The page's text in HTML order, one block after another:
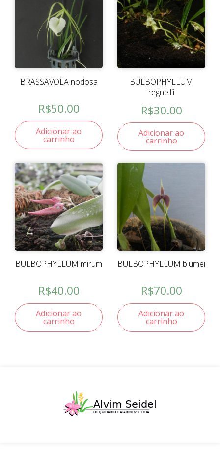
BRASSAVOLA nodosa
R$50.00
Adicionar ao
carrinho
BULBOPHYLLUM
regnellii
R$30.00
Adicionar ao
carrinho
BULBOPHYLLUM mirum
R$40.00
Adicionar ao
carrinho
BULBOPHYLLUM blumei
R$70.00
Adicionar ao
carrinho